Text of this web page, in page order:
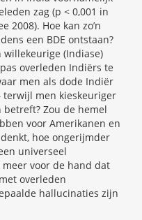
zag (p < 0,001 in
2008). Hoe kan zo’n
een BDE ontstaan?
(Indiase)
overleden Indiërs te
men als dode Indiër
terwijl men kieskeuriger
Zou de hemel
voor Amerikanen en
hoe ongerijmder
universeel
voor de hand dat
overleden
hallucinaties zijn